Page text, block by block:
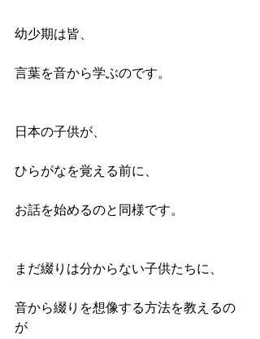
幼少期は皆、
言葉を音から学ぶのです。
日本の子供が、
ひらがなを覚える前に、
お話を始めるのと同様です。
まだ綴りは分からない子供たちに、
音から綴りを想像する方法を教えるの
が